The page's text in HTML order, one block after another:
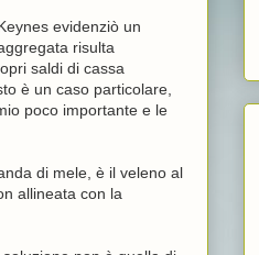
evidenziò un
risulta
saldi di cassa
è un caso particolare,
poco importante e le
di mele, è il veleno al
allineata con la